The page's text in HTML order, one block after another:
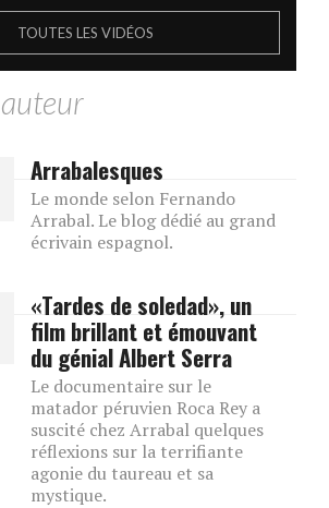
TOUTES LES VIDÉOS
Arrabalesques
Le monde selon Fernando
Arrabal. Le blog dédié au grand
écrivain espagnol.
«Tardes de soledad», un
film brillant et émouvant
du génial Albert Serra
Le documentaire sur le
matador péruvien Roca Rey a
suscité chez Arrabal quelques
réflexions sur la terrifiante
agonie du taureau et sa
mystique.